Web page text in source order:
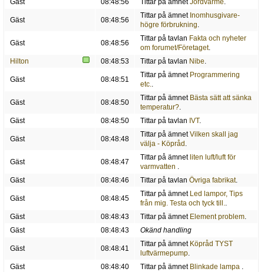
Gäst 08:48:56 Tittar på ämnetJordvärme.
Gäst 08:48:56
Tittar på ämnet Inomhusgivare-
högre förbrukning.
Gäst 08:48:56
Tittar på tavlan Fakta och nyheter
om forumet/Företaget.
Hilton
08:48:53 Tittar på tavlan Nibe.
Gäst 08:48:51
Tittar på ämnet Programmering
etc..
Gäst 08:48:50
Tittar på ämnet Bästa sätt att sänka
temperatur?.
Gäst
08:48:50 Tittar på tavlan IVT.
Gäst 08:48:48
Tittar på ämnetVilken skall jag
välja - Köpråd .
Gäst 08:48:47
Tittar på ämnet liten luft/luft för
varmvatten .
Gäst
08:48:46 Tittar på tavlan Övriga fabrikat.
Gäst 08:48:45
Tittar på ämnet Led lampor, Tips
från mig. Testa och tyck till..
Gäst
08:48:43 Tittar på ämnet Element problem.
Gäst
08:48:43 Okänd handling
Gäst 08:48:41
Tittar på ämnet Köpråd TYST
luftvärmepump.
Gäst
08:48:40 Tittar på ämnet Blinkade lampa .